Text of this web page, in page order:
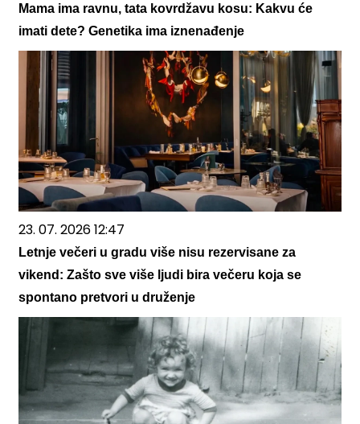
Mama ima ravnu, tata kovrdžavu kosu: Kakvu će
imati dete? Genetika ima iznenađenje
23. 07. 2026 12:47
Letnje večeri u gradu više nisu rezervisane za
vikend: Zašto sve više ljudi bira večeru koja se
spontano pretvori u druženje